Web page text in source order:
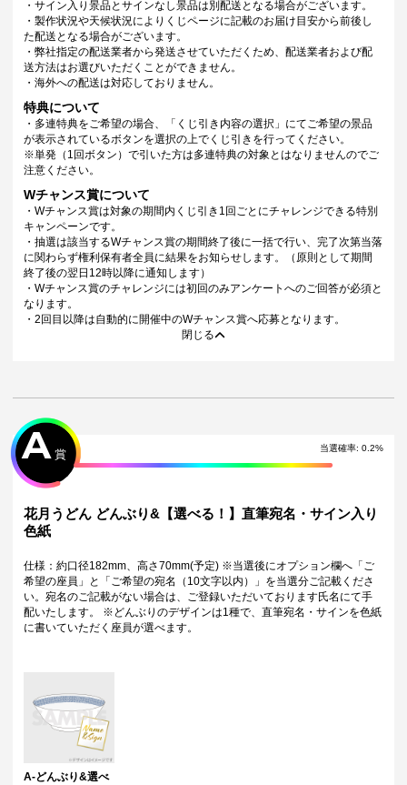
・サイン入り景品とサインなし景品は別配送となる場合がございます。
・製作状況や天候状況によりくじページに記載のお届け目安から前後し
た配送となる場合がございます。
・弊社指定の配送業者から発送させていただくため、配送業者および配
送方法はお選びいただくことができません。
・海外への配送は対応しておりません。
特典について
・多連特典をご希望の場合、「くじ引き内容の選択」にてご希望の景品
が表示されているボタンを選択の上でくじ引きを行ってください。
※単発（1回ボタン）で引いた方は多連特典の対象とはなりませんのでご
注意ください。
Wチャンス賞について
・Wチャンス賞は対象の期間内くじ引き1回ごとにチャレンジできる特別
キャンペーンです。
・抽選は該当するWチャンス賞の期間終了後に一括で行い、完了次第当落
に関わらず権利保有者全員に結果をお知らせします。（原則として期間
終了後の翌日12時以降に通知します）
・Wチャンス賞のチャレンジには初回のみアンケートへのご回答が必須と
なります。
・2回目以降は自動的に開催中のWチャンス賞へ応募となります。
閉じる
当選確率: 0.2%
A 賞
花月うどん どんぶり&【選べる！】直筆宛名・サイン入り
色紙
仕様：約口径182mm、高さ70mm(予定) ※当選後にオプション欄へ「ご
希望の座員」と「ご希望の宛名（10文字以内）」を当選分ご記載くださ
い。宛名のご記載がない場合は、ご登録いただいております氏名にて手
配いたします。 ※どんぶりのデザインは1種で、直筆宛名・サインを色紙
に書いていただく座員が選べます。
A-どんぶり&選べ